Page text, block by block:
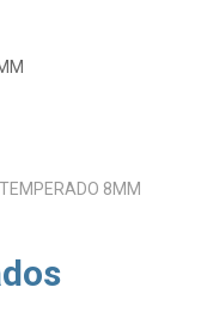
8MM